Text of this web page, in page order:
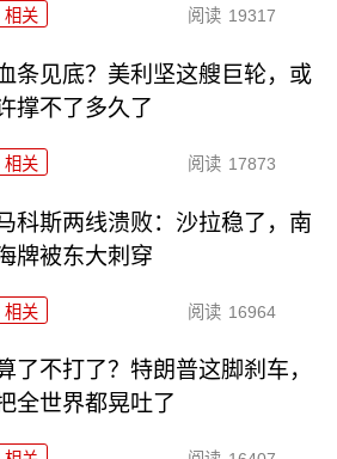
相关 阅读 19317
条见底？美利坚这艘巨轮，或
撑不了多久了
相关 阅读 17873
科斯两线溃败：沙拉稳了，南
牌被东大刺穿
相关 阅读 16964
了不打了？特朗普这脚刹车，
全世界都晃吐了